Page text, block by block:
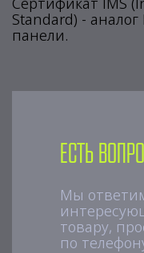
Standard) - аналог
панели.
Есть
Мы
товару,
по